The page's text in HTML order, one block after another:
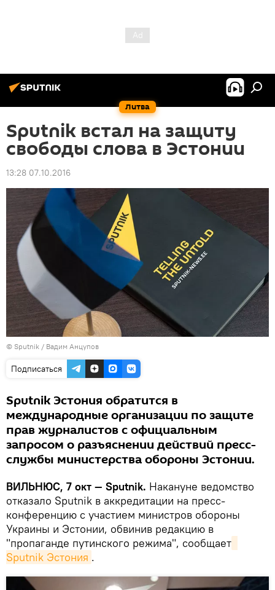
Литва
Sputnik встал на защиту
свободы слова в Эстонии
13:28 07.10.2016
© Sputnik / Вадим Анцупов
Подписаться
Sputnik Эстония обратится в
международные организации по защите
прав журналистов с официальным
запросом о разъяснении действий пресс-
службы министерства обороны Эстонии.
ВИЛЬНЮС, 7 окт — Sputnik. Накануне ведомство
отказало Sputnik в аккредитации на пресс-
конференцию с участием министров обороны
Украины и Эстонии, обвинив редакцию в
"пропаганде путинского режима", сообщает
Sputnik Эстония .